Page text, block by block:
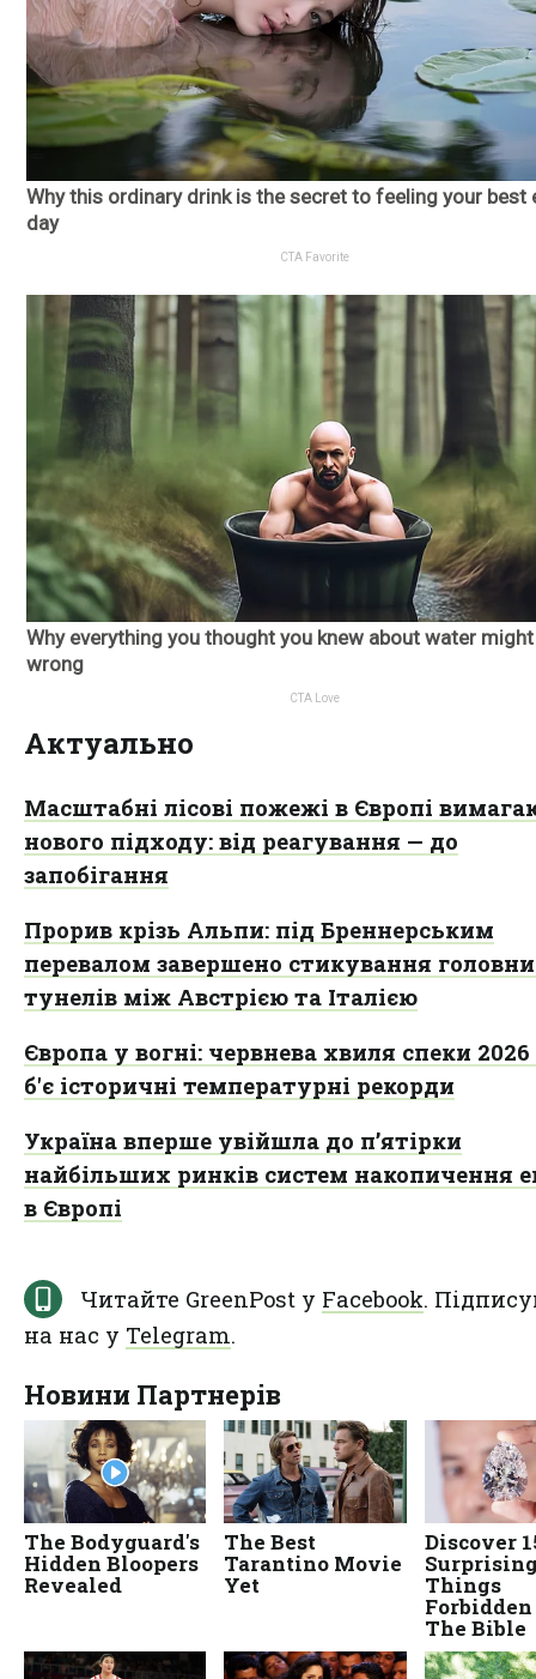
Актуально
Масштабні лісові пожежі в Європі
нового підходу: від реагування — до
запобігання
Прорив крізь Альпи: під Бреннерським
перевалом завершено стикування
тунелів між Австрією та Італією
Європа у вогні: червнева хвиля спеки
б'є історичні температурні рекорди
Україна вперше увійшла до п’ятірки
найбільших ринків систем накопичення
в Європі
Читайте GreenPost у Facebook.
на нас у Telegram.